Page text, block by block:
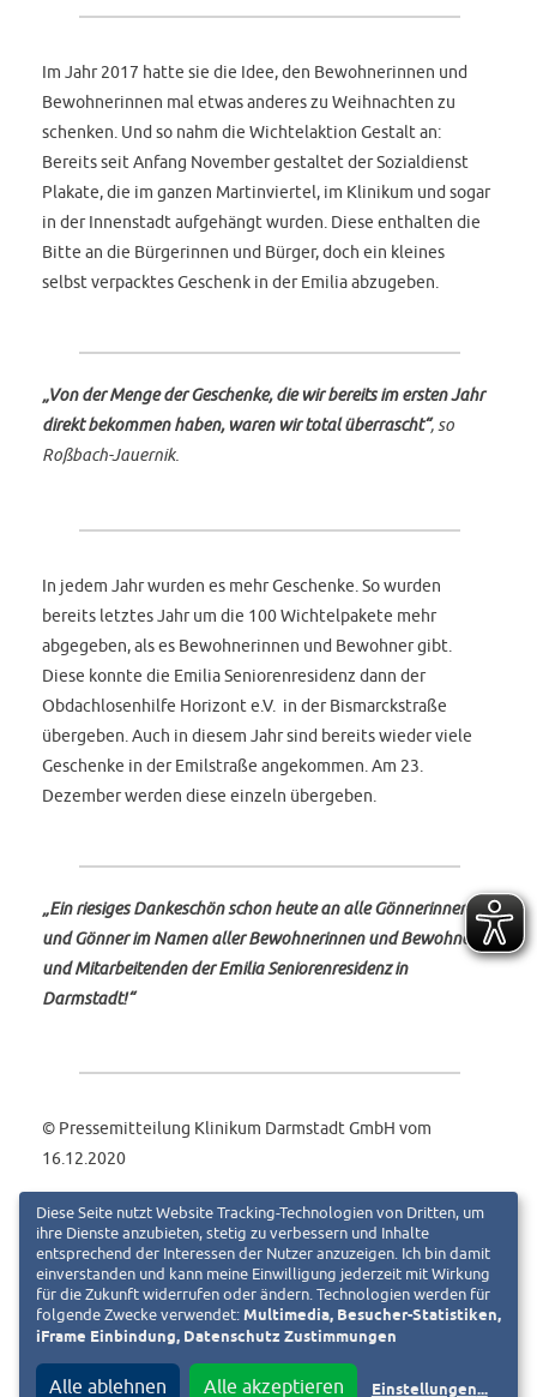
Im Jahr 2017 hatte sie die Idee, den Bewohnerinnen und
Bewohnerinnen mal etwas anderes zu Weihnachten zu
schenken. Und so nahm die Wichtelaktion Gestalt an:
Bereits seit Anfang November gestaltet der Sozialdienst
Plakate, die im ganzen Martinviertel, im Klinikum und sogar
in der Innenstadt aufgehängt wurden. Diese enthalten die
Bitte an die Bürgerinnen und Bürger, doch ein kleines
selbst verpacktes Geschenk in der Emilia abzugeben.
„Von der Menge der Geschenke, die wir bereits im ersten Jahr
direkt bekommen haben, waren wir total überrascht“, so
Roßbach-Jauernik.
In jedem Jahr wurden es mehr Geschenke. So wurden
bereits letztes Jahr um die 100 Wichtelpakete mehr
abgegeben, als es Bewohnerinnen und Bewohner gibt.
Diese konnte die Emilia Seniorenresidenz dann der
Obdachlosenhilfe Horizont e.V. in der Bismarckstraße
übergeben. Auch in diesem Jahr sind bereits wieder viele
Geschenke in der Emilstraße angekommen. Am 23.
Dezember werden diese einzeln übergeben.
„Ein riesiges Dankeschön schon heute an alle Gönnerinnen
und Gönner im Namen aller Bewohnerinnen und Bewohner
und Mitarbeitenden der Emilia Seniorenresidenz in
Darmstadt!“
© Pressemitteilung Klinikum Darmstadt GmbH vom
16.12.2020
Klinikum Darmstadt GmbH
Diese Seite nutzt Website Tracking-Technologien von Dritten, um
ihre Dienste anzubieten, stetig zu verbessern und Inhalte
entsprechend der Interessen der Nutzer anzuzeigen. Ich bin damit
einverstanden und kann meine Einwilligung jederzeit mit Wirkung
für die Zukunft widerrufen oder ändern. Technologien werden für
folgende Zwecke verwendet: Multimedia, Besucher-Statistiken,
iFrame Einbindung, Datenschutz Zustimmungen
Alle ablehnen Alle akzeptieren Einstellungen...